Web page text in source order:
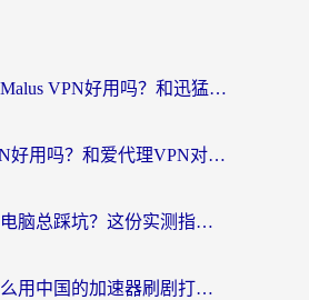
海外党必看：Malus VPN好用吗？和迅猛兔VPN对比哪个回国效果更好？附真实体验与避坑指南
Quickback VPN好用吗？和爱代理VPN对比哪个回国效果更好？
海外翻墙回国电脑总踩坑？这份实测指南帮你选对加速器（附ChickCNinitapMalus对比）
人在韩国，怎么用中国的加速器刷剧打游戏？这份真实体验指南给你答案